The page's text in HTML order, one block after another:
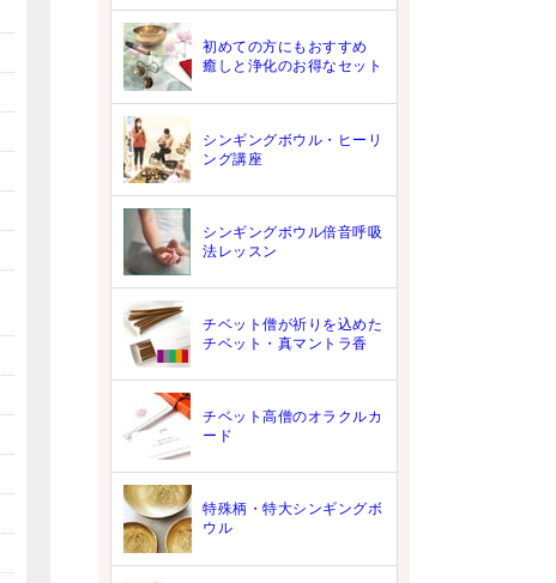
初めての方にもおすすめ
癒しと浄化のお得なセット
シンギングボウル・ヒーリ
ング講座
シンギングボウル倍音呼吸
法レッスン
チベット僧が祈りを込めた
チベット・真マントラ香
チベット高僧のオラクルカ
ード
特殊柄・特大シンギングボ
ウル